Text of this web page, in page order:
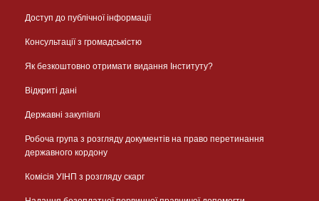
Доступ до публічної інформації
Консультації з громадськістю
Як безкоштовно отримати видання Інституту?
Відкриті дані
Державні закупівлі
Робоча група з розгляду документів на право перетинання
державного кордону
Комісія УІНП з розгляду скарг